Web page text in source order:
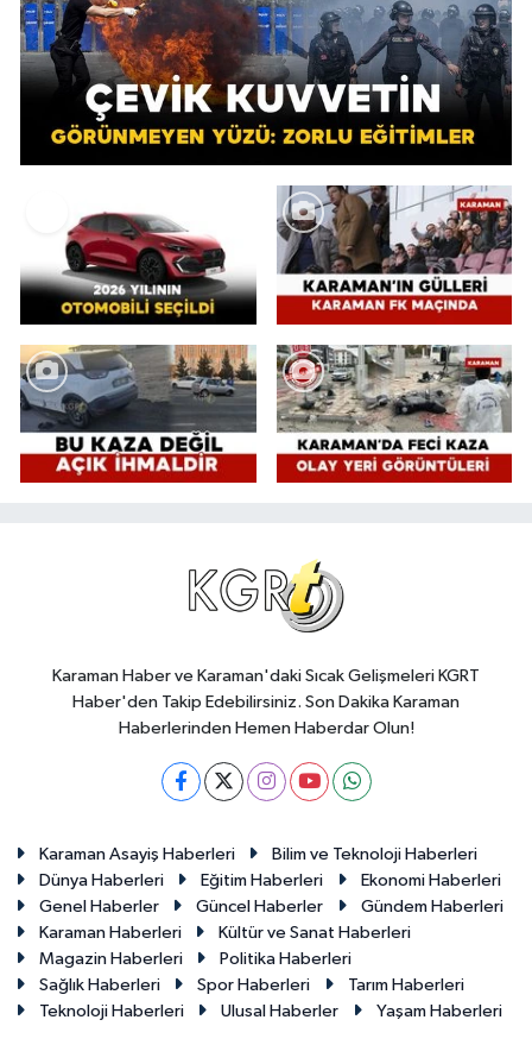
Karaman Haber ve Karaman'daki Sıcak Gelişmeleri KGRT
Haber'den Takip Edebilirsiniz. Son Dakika Karaman
Haberlerinden Hemen Haberdar Olun!
Karaman Asayiş Haberleri
Bilim ve Teknoloji Haberleri
Dünya Haberleri
Eğitim Haberleri
Ekonomi Haberleri
Genel Haberler
Güncel Haberler
Gündem Haberleri
Karaman Haberleri
Kültür ve Sanat Haberleri
Magazin Haberleri
Politika Haberleri
Sağlık Haberleri
Spor Haberleri
Tarım Haberleri
Teknoloji Haberleri
Ulusal Haberler Yaşam Haberleri